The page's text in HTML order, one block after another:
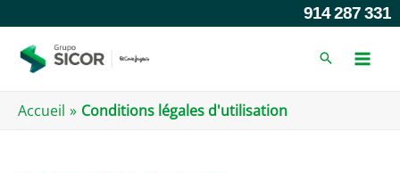
to
content
914 287 331
Accueil Conditions légales d'utilisation